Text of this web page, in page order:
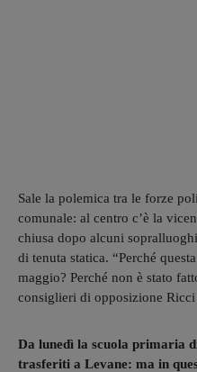
Sale la polemica tra le forze
comunale: al centro c’è la
chiusa dopo alcuni
di tenuta statica. “Perché
maggio? Perché non è stato
consiglieri di opposizione
Da lunedì la scuola primaria
trasferiti a Levane: ma in